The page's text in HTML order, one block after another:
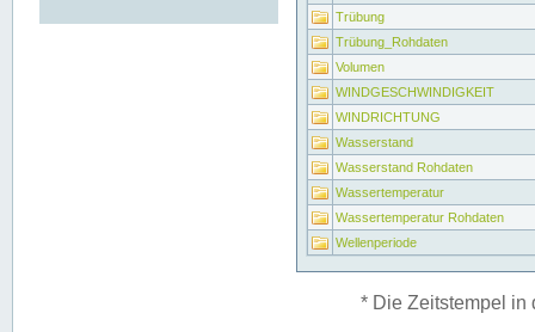
Trübung
Trübung_Rohdaten
Volumen
WINDGESCHWINDIGKEIT
WINDRICHTUNG
Wasserstand
Wasserstand Rohdaten
Wassertemperatur
Wassertemperatur Rohdaten
Wellenperiode
* Die Zeitstempel in